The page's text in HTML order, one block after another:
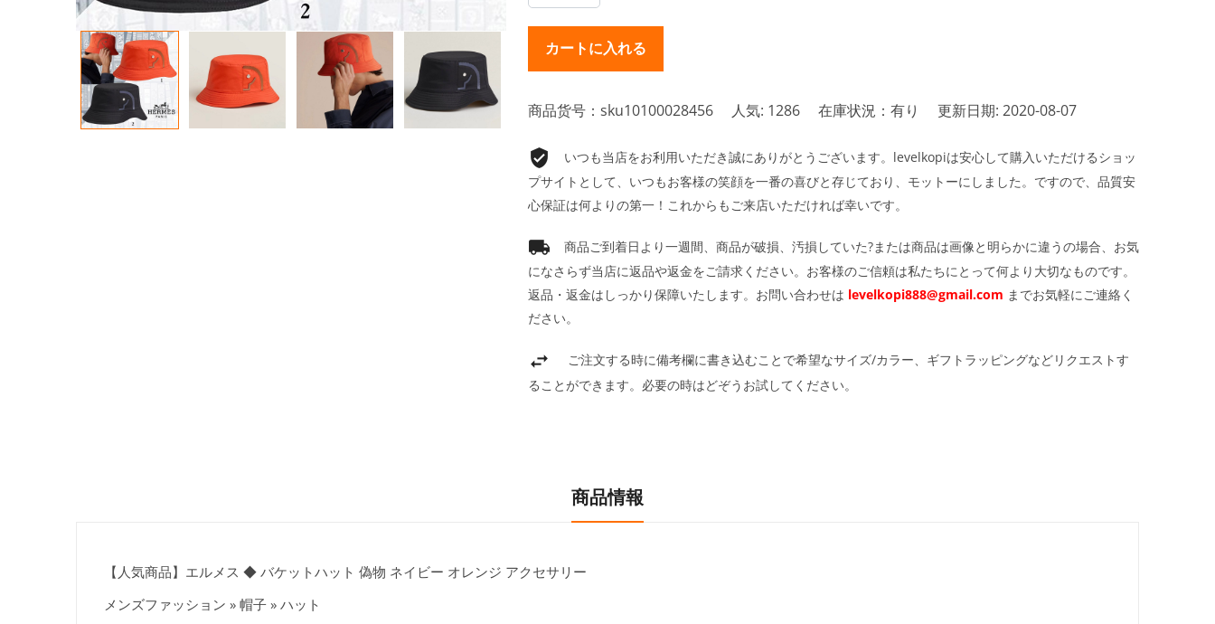
商品货号：sku10100028456 人気: 1286 在庫状況：有り 更新日期: 2020-08-07
いつも当店をお利用いただき誠にありがとうございます。levelkopiは安心して購入いただけるショッ
プサイトとして、いつもお客様の笑顔を一番の喜びと存じており、モットーにしました。ですので、品質安
心保証は何よりの第一！これからもご来店いただければ幸いです。
商品ご到着日より一週間、商品が破損、汚損していた?または商品は画像と明らかに違うの場合、お気
になさらず当店に返品や返金をご請求ください。お客様のご信頼は私たちにとって何より大切なものです。
返品・返金はしっかり保障いたします。お問い合わせは levelkopi888@gmail.com までお気軽にご連絡く
ださい。
ご注文する時に備考欄に書き込むことで希望なサイズ/カラー、ギフトラッピングなどリクエストす
ることができます。必要の時はどぞうお試してください。
商品情報
【人気商品】エルメス ◆ バケットハット 偽物 ネイビー オレンジ アクセサリー
メンズファッション » 帽子 » ハット